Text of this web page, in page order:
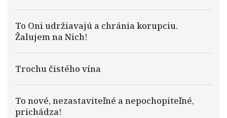
To Oni udržiavajú a chránia korupciu.
Žalujem na Nich!
Trochu čistého vína
To nové, nezastaviteľné a nepochopiteľné,
prichádza!